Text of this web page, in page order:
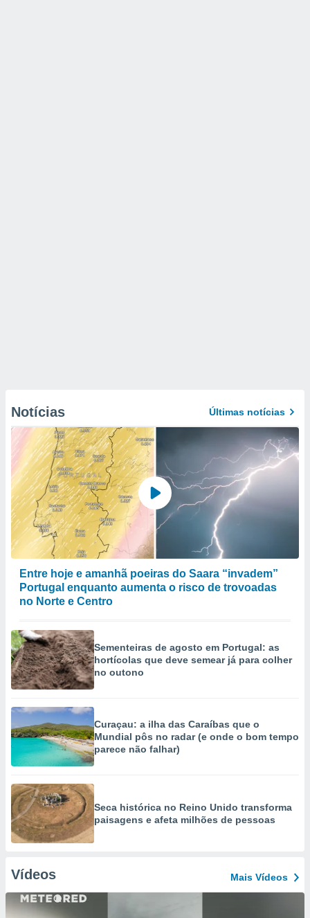
Notícias Últimas notícias
Entre hoje e amanhã poeiras do Saara “invadem”
Portugal enquanto aumenta o risco de trovoadas
no Norte e Centro
Sementeiras de agosto em Portugal: as
hortícolas que deve semear já para colher
no outono
Curaçau: a ilha das Caraíbas que o
Mundial pôs no radar (e onde o bom tempo
parece não falhar)
Seca histórica no Reino Unido transforma
paisagens e afeta milhões de pessoas
Vídeos Mais Vídeos